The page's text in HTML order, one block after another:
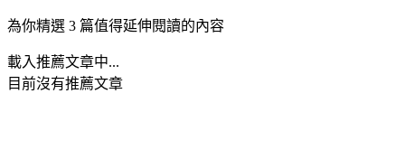
為你精選 3 篇值得延伸閱讀的內容
載入推薦文章中...
目前沒有推薦文章